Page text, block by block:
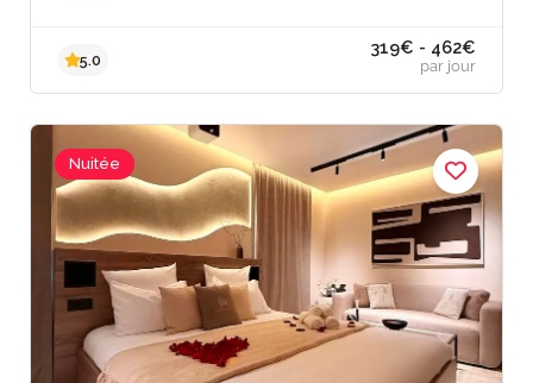
Nuitée